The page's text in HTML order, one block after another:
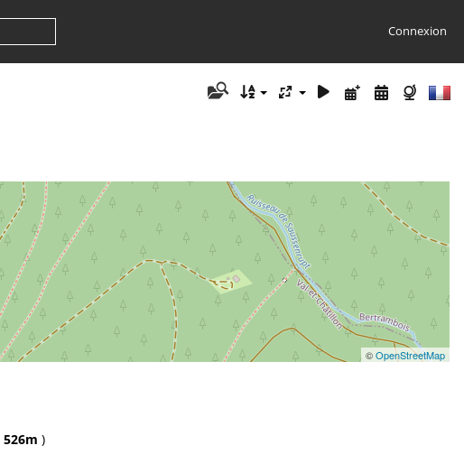
Connexion
©OpenStreetMap
526m )